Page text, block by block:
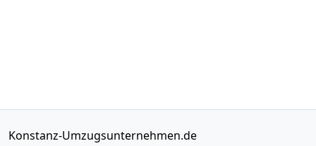
Konstanz-Umzugsunternehmen.de